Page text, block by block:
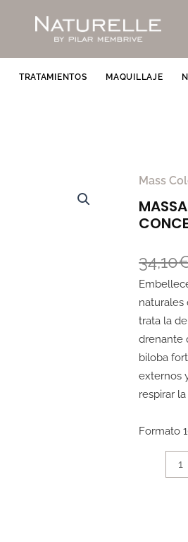
TRATAMIENTOS MAQUILLAJE
Mass
34,10
naturales
trata la
drenante
biloba
externos
respirar
Formato
MASS
COLOUR
&
MINERAL